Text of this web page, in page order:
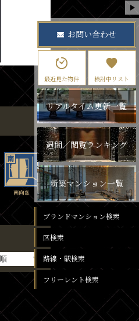
お問い合わせ
最近見た物件 検討中リスト
リアルタイム更新一覧
週間／閲覧ランキング
新築マンション一覧
ブランドマンション検索
区検索
路線・駅検索
フリーレント検索